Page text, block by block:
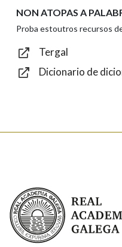
Enviar
NON ATOPAS A
Proba estoutros recursos
Tergal
Dicionario de
Real Academia Galega